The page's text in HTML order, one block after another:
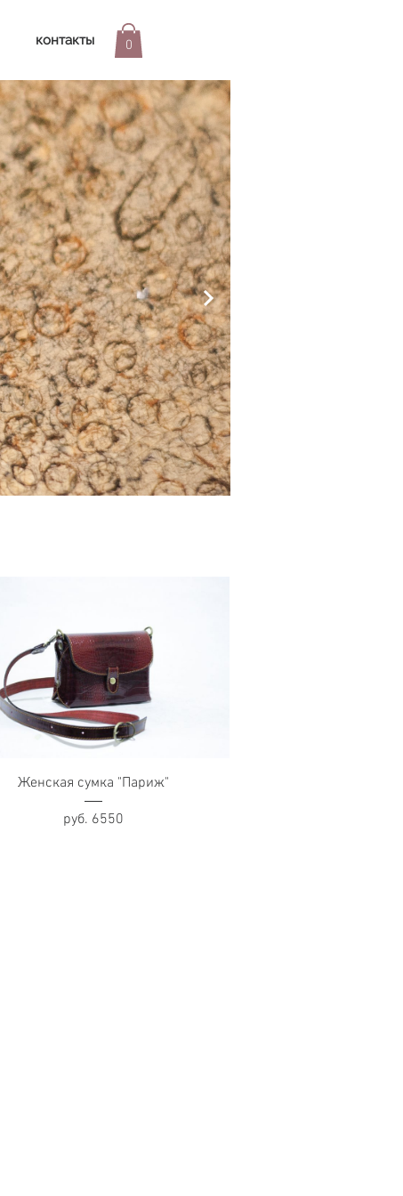
контакты 0
Женская сумка "Париж"
руб. 6550